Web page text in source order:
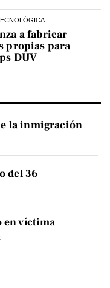
a fabricar
propias para
DUV
la inmigración
del 36
en víctima